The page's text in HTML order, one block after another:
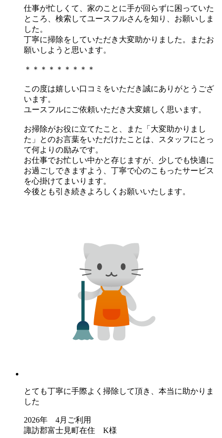
仕事が忙しくて、家のことに手が回らずに困っていた
ところ、検索してユースフルさんを知り、お願いしま
した。
丁寧に掃除をしていただき大変助かりました。またお
願いしようと思います。
＊＊＊＊＊＊＊＊＊
この度は嬉しい口コミをいただき誠にありがとうござ
います。
ユースフルにご依頼いただき大変嬉しく思います。
お掃除がお役に立てたこと、また「大変助かりまし
た」とのお言葉をいただけたことは、スタッフにとっ
て何よりの励みです。
お仕事でお忙しい中かと存じますが、少しでも快適に
お過ごしできますよう、丁寧で心のこもったサービス
を心掛けてまいります。
今後とも引き続きよろしくお願いいたします。
とても丁寧に手際よく掃除して頂き、本当に助かりま
した
2026年 4月ご利用
諏訪郡富士見町在住 K様